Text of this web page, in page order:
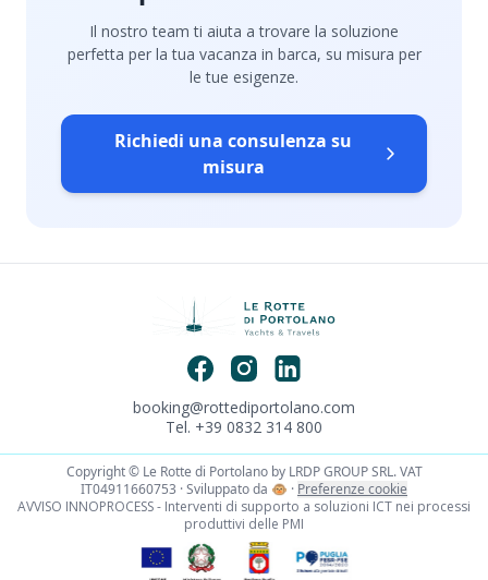
Il nostro team ti aiuta a trovare la soluzione
perfetta per la tua vacanza in barca, su misura per
le tue esigenze.
Richiedi una consulenza su
misura
booking@rottediportolano.com
Tel. +39 0832 314 800
Copyright © Le Rotte di Portolano by LRDP GROUP SRL. VAT
IT04911660753 · Sviluppato da 🐵 · Preferenze cookie
AVVISO INNOPROCESS - Interventi di supporto a soluzioni ICT nei processi
produttivi delle PMI